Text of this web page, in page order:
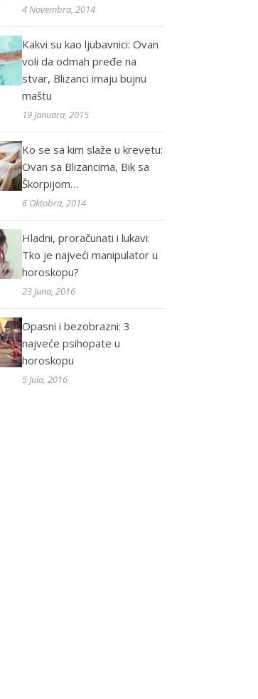
4 Novembra, 2014
Kakvi su kao ljubavnici: Ovan
voli da odmah pređe na
stvar, Blizanci imaju bujnu
maštu
19 Januara, 2015
Ko se sa kim slaže u krevetu:
Ovan sa Blizancima, Bik sa
Škorpijom…
6 Oktobra, 2014
Hladni, proračunati i lukavi:
Tko je najveći manipulator u
horoskopu?
23 Juna, 2016
Opasni i bezobrazni: 3
najveće psihopate u
horoskopu
5 Jula, 2016